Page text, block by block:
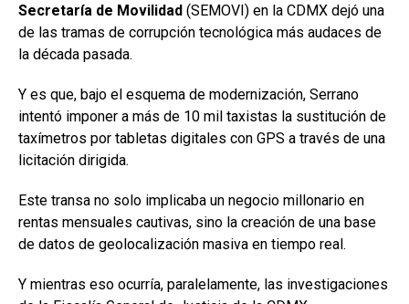
Secretaría de Movilidad (SEMOVI) en la CDMX dejó una
de las tramas de corrupción tecnológica más audaces de
la década pasada.
Y es que, bajo el esquema de modernización, Serrano
intentó imponer a más de 10 mil taxistas la sustitución de
taxímetros por tabletas digitales con GPS a través de una
licitación dirigida.
Este transa no solo implicaba un negocio millonario en
rentas mensuales cautivas, sino la creación de una base
de datos de geolocalización masiva en tiempo real.
Y mientras eso ocurría, paralelamente, las investigaciones